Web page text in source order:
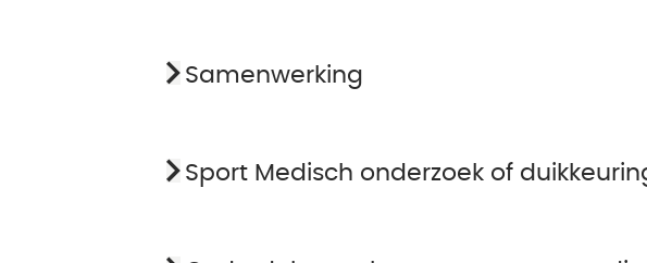
Samenwerking
Sport Medisch onderzoek of